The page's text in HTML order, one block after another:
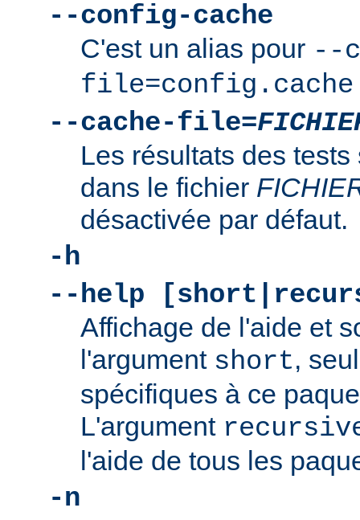
--config-cache
C'est un alias pour --
file=config.cache
--cache-file=
Les résultats des
dans le fichier
désactivée par défaut.
-h
--help
Affichage de l'aide et
l'argument short,
spécifiques à ce
L'argument
l'aide de tous les
-n